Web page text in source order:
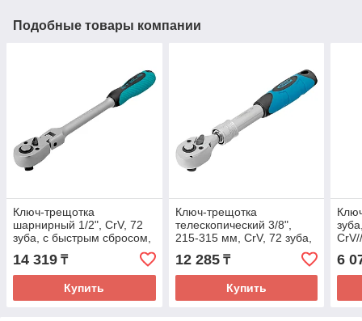
Подобные товары компании
Ключ-трещотка
шарнирный 1/2", СrV, 72
зуба, с быстрым сбросом,
матовый хром// Stels
14 319 ₸
Купить
Ключ-трещотка
телескопический 3/8",
215-315 мм, CrV, 72 зуба,
с быстрым сбросом,
хром// Gross
12 285₸
Купить
6